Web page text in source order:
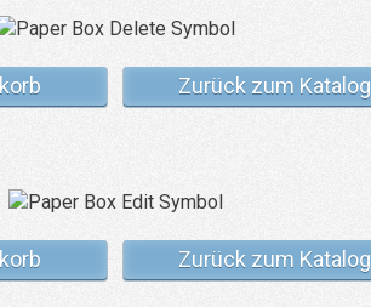
Zurück zum Katalog
Zurück zum Katalog